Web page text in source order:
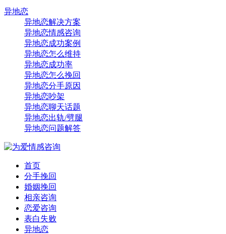
异地恋
异地恋解决方案
异地恋情感咨询
异地恋成功案例
异地恋怎么维持
异地恋成功率
异地恋怎么挽回
异地恋分手原因
异地恋吵架
异地恋聊天话题
异地恋出轨/劈腿
异地恋问题解答
首页
分手挽回
婚姻挽回
相亲咨询
恋爱咨询
表白失败
异地恋